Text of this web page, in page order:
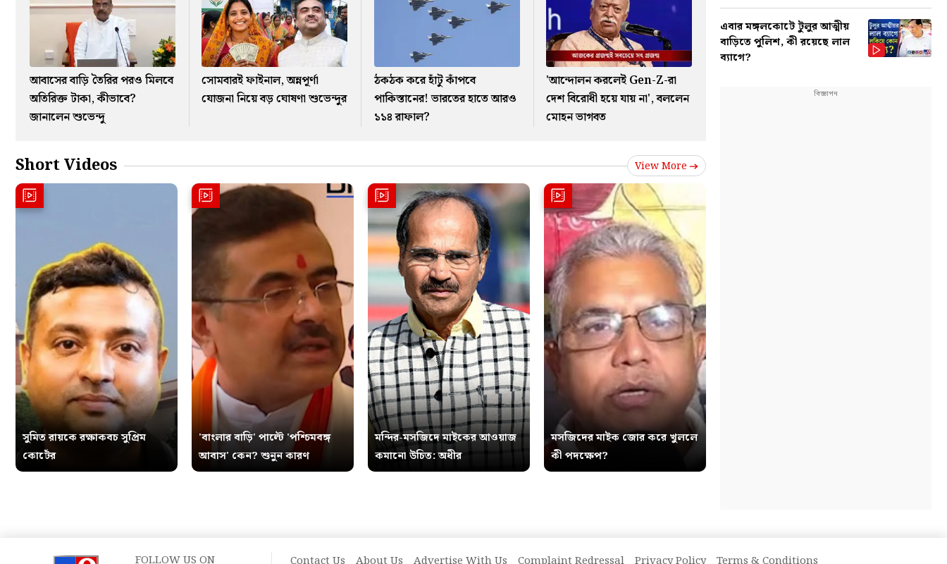
আবাসের বাড়ি তৈরির পরও মিলবে
অতিরিক্ত টাকা, কীভাবে?
জানালেন শুভেন্দু
সোমবারই ফাইনাল, অন্নপূর্ণা
যোজনা নিয়ে বড় ঘোষণা শুভেন্দুর
ঠকঠক করে হাঁটু কাঁপবে
পাকিস্তানের! ভারতের হাতে আরও
১১৪ রাফাল?
'আন্দোলন করলেই Gen-Z-রা
দেশ বিরোধী হয়ে যায় না', বললেন
মোহন ভাগবত
Short Videos View More
সুমিত রায়কে রক্ষাকবচ সুপ্রিম
কোর্টের
'বাংলার বাড়ি' পাল্টে 'পশ্চিমবঙ্গ
আবাস' কেন? শুনুন কারণ
মন্দির-মসজিদে মাইকের আওয়াজ
কমানো উচিত: অধীর
মসজিদের মাইক জোর করে খুললে
কী পদক্ষেপ?
এবার মঙ্গলকোটে টুলুর আত্মীয়
বাড়িতে পুলিশ, কী রয়েছে লাল
ব্যাগে?
FOLLOW US ON